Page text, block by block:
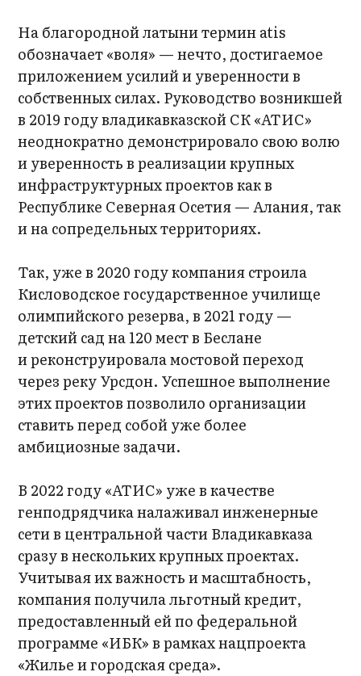
На благородной латыни термин atis
обозначает «воля» — нечто, достигаемое
приложением усилий и уверенности в
собственных силах. Руководство возникшей
в 2019 году владикавказской СК «АТИС»
неоднократно демонстрировало свою волю
и уверенность в реализации крупных
инфраструктурных проектов как в
Республике Северная Осетия — Алания, так
и на сопредельных территориях.
Так, уже в 2020 году компания строила
Кисловодское государственное училище
олимпийского резерва, в 2021 году —
детский сад на 120 мест в Беслане
и реконструировала мостовой переход
через реку Урсдон. Успешное выполнение
этих проектов позволило организации
ставить перед собой уже более
амбициозные задачи.
В 2022 году «АТИС» уже в качестве
генподрядчика налаживал инженерные
сети в центральной части Владикавказа
сразу в нескольких крупных проектах.
Учитывая их важность и масштабность,
компания получила льготный кредит,
предоставленный ей по федеральной
программе «ИБК» в рамках нацпроекта
«Жилье и городская среда».